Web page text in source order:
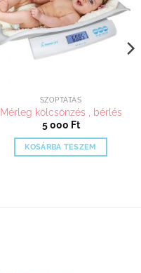
SZOPTATÁS
Mérleg kölcsönzés , bérlés
5 000 Ft
KOSÁRBA TESZEM